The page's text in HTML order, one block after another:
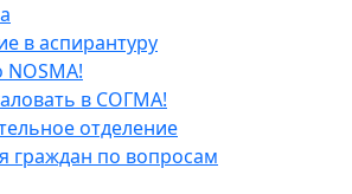
в аспирантуру
в СОГМА!
отделение
граждан по вопросам